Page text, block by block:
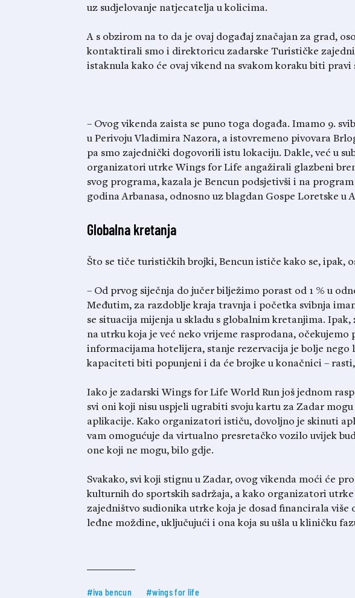
uz sudjelovanje natjecatelja u kolicima.
A s obzirom na to da je ovaj događaj značajan za grad,
kontaktirali smo i direktoricu zadarske Turističke
istaknula kako će ovaj vikend na svakom koraku biti pravi
– Ovog vikenda zaista se puno toga događa. Imamo 9.
u Perivoju Vladimira Nazora, a istovremeno pivovara
pa smo zajednički dogovorili istu lokaciju. Dakle, već u
organizatori utrke Wings for Life angažirali glazbeni
svog programa, kazala je Bencun podsjetivši i na
godina Arbanasa, odnosno uz blagdan Gospe Loretske u
Globalna kretanja
Što se tiče turističkih brojki, Bencun ističe kako se, ipak,
– Od prvog siječnja do jučer bilježimo porast od 1 % u
Međutim, za razdoblje kraja travnja i početka svibnja
se situacija mijenja u skladu s globalnim kretanjima.
na utrku koja je već neko vrijeme rasprodana, očekujemo
informacijama hotelijera, stanje rezervacija je bolje nego
kapaciteti biti popunjeni i da će brojke u konačnici – rasti,
Iako je zadarski Wings for Life World Run još jednom
svi oni koji nisu uspjeli ugrabiti svoju kartu za Zadar
aplikacije. Kako organizatori ističu, dovoljno je skinuti
vam omogućuje da virtualno presretačko vozilo uvijek
one koji ne mogu, bilo gdje.
Svakako, svi koji stignu u Zadar, ovog vikenda moći će
kulturnih do sportskih sadržaja, a kako organizatori utrke
zajedništvo sudionika utrke koja je dosad financirala više
leđne moždine, uključujući i ona koja su ušla u kliničku
#iva bencun #wings for life